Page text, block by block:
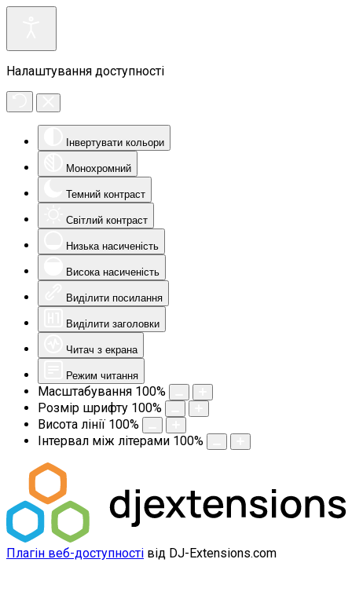
Налаштування доступності
Інвертувати кольори
Монохромний
Темний контраст
Світлий контраст
Низька насиченість
Висока насиченість
Виділити посилання
Виділити заголовки
Читач з екрана
Режим читання
Масштабування 100%
Розмір шрифту 100%
Висота лінії 100%
Інтервал між літерами 100%
Плагін веб-доступності від DJ-Extensions.com